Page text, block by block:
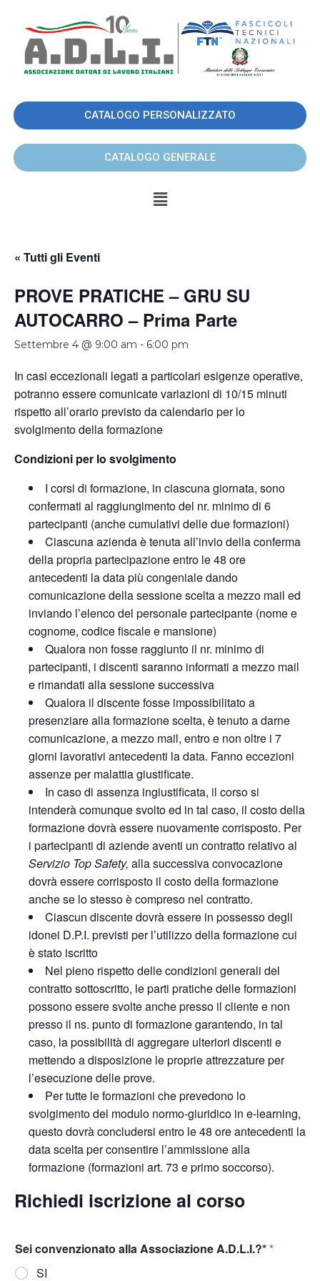
CATALOGO PERSONALIZZATO
CATALOGO GENERALE
« Tutti gli Eventi
PROVE PRATICHE – GRU SU
AUTOCARRO – Prima Parte
Settembre 4 @ 9:00 am - 6:00 pm
In casi eccezionali legati a particolari esigenze operative,
potranno essere comunicate variazioni di 10/15 minuti
rispetto all’orario previsto da calendario per lo
svolgimento della formazione
Condizioni per lo svolgimento
I corsi di formazione, in ciascuna giornata, sono
confermati al raggiungimento del nr. minimo di 6
partecipanti (anche cumulativi delle due formazioni)
Ciascuna azienda è tenuta all’invio della conferma
della propria partecipazione entro le 48 ore
antecedenti la data più congeniale dando
comunicazione della sessione scelta a mezzo mail ed
inviando l’elenco del personale partecipante (nome e
cognome, codice fiscale e mansione)
Qualora non fosse raggiunto il nr. minimo di
partecipanti, i discenti saranno informati a mezzo mail
e rimandati alla sessione successiva
Qualora il discente fosse impossibilitato a
presenziare alla formazione scelta, è tenuto a darne
comunicazione, a mezzo mail, entro e non oltre i 7
giorni lavorativi antecedenti la data. Fanno eccezioni
assenze per malattia giustificate.
In caso di assenza ingiustificata, il corso si
intenderà comunque svolto ed in tal caso, il costo della
formazione dovrà essere nuovamente corrisposto. Per
i partecipanti di aziende aventi un contratto relativo al
Servizio Top Safety, alla successiva convocazione
dovrà essere corrisposto il costo della formazione
anche se lo stesso è compreso nel contratto.
Ciascun discente dovrà essere in possesso degli
idonei D.P.I. previsti per l’utilizzo della formazione cui
è stato iscritto
Nel pieno rispetto delle condizioni generali del
contratto sottoscritto, le parti pratiche delle formazioni
possono essere svolte anche presso il cliente e non
presso il ns. punto di formazione garantendo, in tal
caso, la possibilità di aggregare ulteriori discenti e
mettendo a disposizione le proprie attrezzature per
l’esecuzione delle prove.
Per tutte le formazioni che prevedono lo
svolgimento del modulo normo-giuridico in e-learning,
questo dovrà concludersi entro le 48 ore antecedenti la
data scelta per consentire l’ammissione alla
formazione (formazioni art. 73 e primo soccorso).
Richiedi iscrizione al corso
Sei convenzionato alla Associazione A.D.L.I.?**
SI